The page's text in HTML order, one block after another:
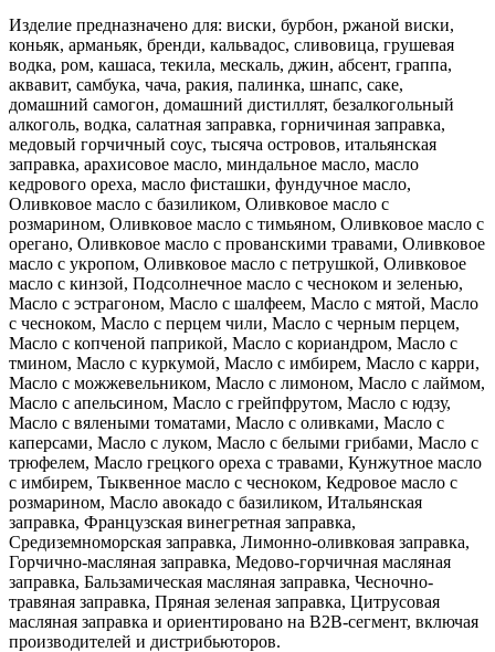
Изделие предназначено для: виски, бурбон, ржаной виски,
коньяк, арманьяк, бренди, кальвадос, сливовица, грушевая
водка, ром, кашаса, текила, мескаль, джин, абсент, граппа,
аквавит, самбука, чача, ракия, палинка, шнапс, саке,
домашний самогон, домашний дистиллят, безалкогольный
алкоголь, водка, салатная заправка, горничиная заправка,
медовый горчичный соус, тысяча островов, итальянская
заправка, арахисовое масло, миндальное масло, масло
кедрового ореха, масло фисташки, фундучное масло,
Оливковое масло с базиликом, Оливковое масло с
розмарином, Оливковое масло с тимьяном, Оливковое масло с
орегано, Оливковое масло с прованскими травами, Оливковое
масло с укропом, Оливковое масло с петрушкой, Оливковое
масло с кинзой, Подсолнечное масло с чесноком и зеленью,
Масло с эстрагоном, Масло с шалфеем, Масло с мятой, Масло
с чесноком, Масло с перцем чили, Масло с черным перцем,
Масло с копченой паприкой, Масло с кориандром, Масло с
тмином, Масло с куркумой, Масло с имбирем, Масло с карри,
Масло с можжевельником, Масло с лимоном, Масло с лаймом,
Масло с апельсином, Масло с грейпфрутом, Масло с юдзу,
Масло с вялеными томатами, Масло с оливками, Масло с
каперсами, Масло с луком, Масло с белыми грибами, Масло с
трюфелем, Масло грецкого ореха с травами, Кунжутное масло
с имбирем, Тыквенное масло с чесноком, Кедровое масло с
розмарином, Масло авокадо с базиликом, Итальянская
заправка, Французская винегретная заправка,
Средиземноморская заправка, Лимонно-оливковая заправка,
Горчично-масляная заправка, Медово-горчичная масляная
заправка, Бальзамическая масляная заправка, Чесночно-
травяная заправка, Пряная зеленая заправка, Цитрусовая
масляная заправка и ориентировано на B2B-сегмент, включая
производителей и дистрибьюторов.